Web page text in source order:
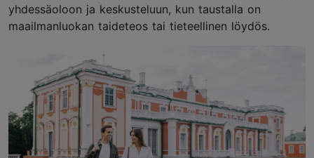
yhdessäoloon ja keskusteluun, kun taustalla on
maailmanluokan taideteos tai tieteellinen löydös.